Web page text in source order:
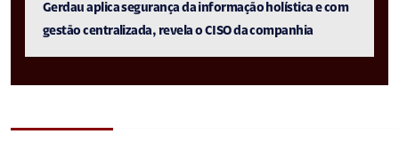
Gerdau aplica segurança da informação holística e com
gestão centralizada, revela o CISO da companhia